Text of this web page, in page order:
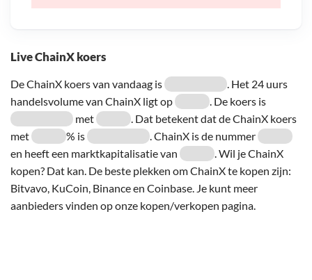
Live ChainX koers
De ChainX koers van vandaag is
. Het 24 uurs
handelsvolume van ChainX ligt op
. De koers is
met
. Dat betekent dat de ChainX koers
met
% is
. ChainX is de nummer
en heeft een marktkapitalisatie van
. Wil je ChainX
kopen? Dat kan. De beste plekken om ChainX te kopen zijn:
Bitvavo, KuCoin, Binance en Coinbase. Je kunt meer
aanbieders vinden op onze kopen/verkopen pagina.